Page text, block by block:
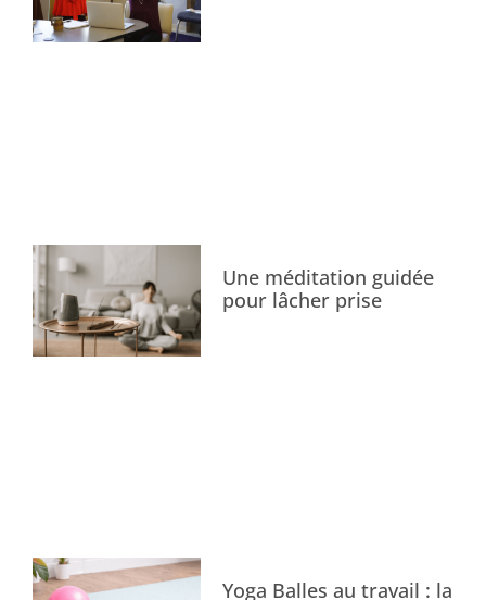
Une méditation guidée
pour lâcher prise
Yoga Balles au travail : la